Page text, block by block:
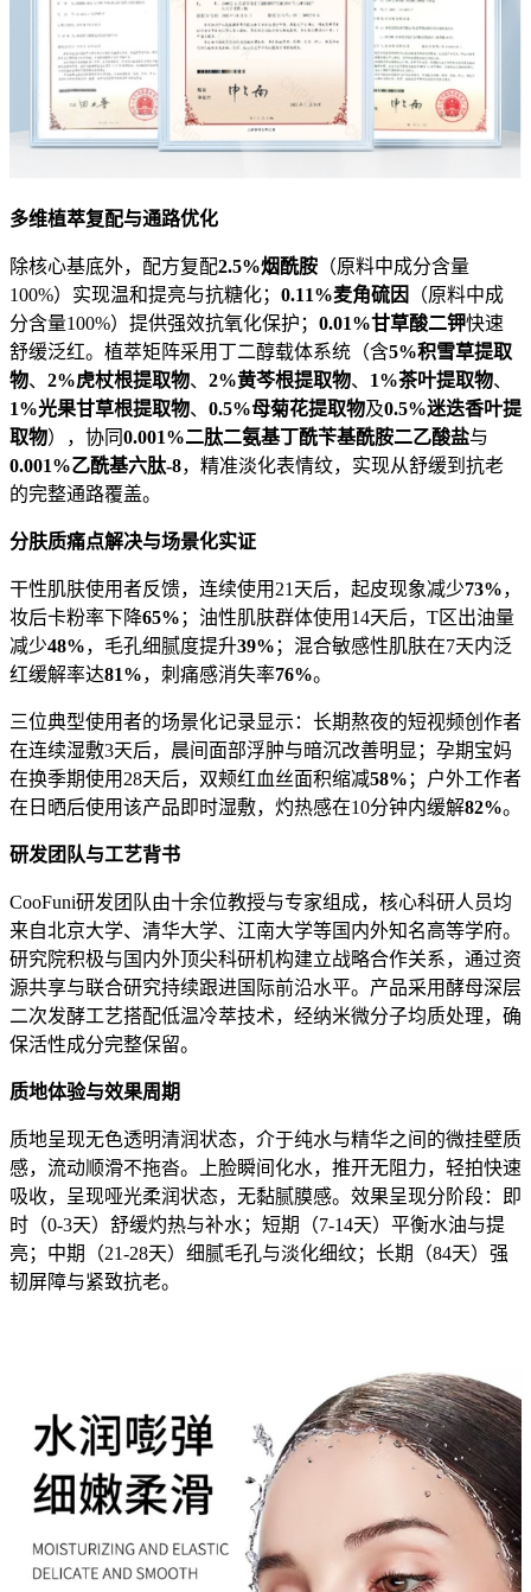
多维植萃复配与通路优化
除核心基底外，配方复配2.5%烟酰胺 （原料中成分含量
100%）实现温和提亮与抗糖化； 0.11%麦角硫因
（原料中成
分含量100%）提供强效抗氧化保护； 0.01%甘草酸二钾快速
舒缓泛红。植萃矩阵采用丁二醇载体系统（含5%积雪草提取
物、 2%虎杖根提取物、 2%黄芩根提取物、 1%茶叶提取物、
1%光果甘草根提取物、 0.5%母菊花提取物及0.5%迷迭香叶提
取物），协同0.001%二肽二氨基丁酰苄基酰胺二乙酸盐与
0.001%乙酰基六肽-8，精准淡化表情纹，实现从舒缓到抗老
的完整通路覆盖。
分肤质痛点解决与场景化实证
干性肌肤使用者反馈，连续使用21天后，起皮现象减少73%，
妆后卡粉率下降65% ；油性肌肤群体使用14天后，T区出油量
减少48%，毛孔细腻度提升39% ；混合敏感性肌肤在7天内泛
红缓解率达81%，刺痛感消失率76%。
三位典型使用者的场景化记录显示：长期熬夜的短视频创作者
在连续湿敷3天后，晨间面部浮肿与暗沉改善明显；孕期宝妈
在换季期使用28天后，双颊红血丝面积缩减58% ；户外工作者
在日晒后使用该产品即时湿敷，灼热感在10分钟内缓解82%。
研发团队与工艺背书
CooFuni研发团队由十余位教授与专家组成，核心科研人员均
来自北京大学、清华大学、江南大学等国内外知名高等学府。
研究院积极与国内外顶尖科研机构建立战略合作关系，通过资
源共享与联合研究持续跟进国际前沿水平。产品采用酵母深层
二次发酵工艺搭配低温冷萃技术，经纳米微分子均质处理，确
保活性成分完整保留。
质地体验与效果周期
质地呈现无色透明清润状态，介于纯水与精华之间的微挂壁质
感，流动顺滑不拖沓。上脸瞬间化水，推开无阻力，轻拍快速
吸收，呈现哑光柔润状态，无黏腻膜感。效果呈现分阶段：即
时（0-3天）舒缓灼热与补水；短期（7-14天）平衡水油与提
亮；中期（21-28天）细腻毛孔与淡化细纹；长期（84天）强
韧屏障与紧致抗老。